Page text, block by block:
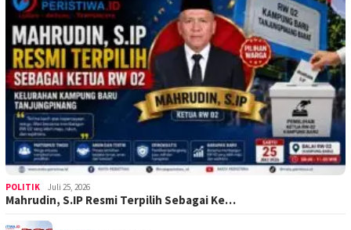
POLITIK Juli 25, 2026
Mahrudin, S.IP Resmi Terpilih Sebagai Ke…